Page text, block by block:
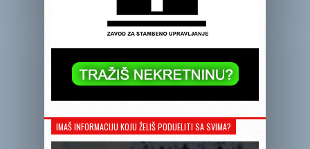
IMAŠ INFORMACIJU KOJU ŽELIŠ PODIJELITI SA SVIMA?